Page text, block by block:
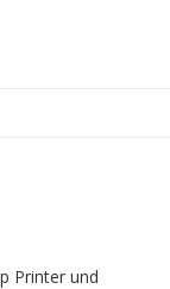
Printer und